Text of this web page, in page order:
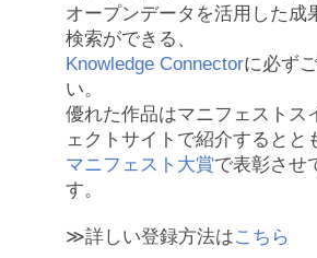
オープンデータを活用した成
検索ができる、
Knowledge Connectorに必ず
い。
優れた作品はマニフェストス
ェクトサイトで紹介するとと
マニフェスト大賞で表彰させ
す。
≫詳しい登録方法はこちら